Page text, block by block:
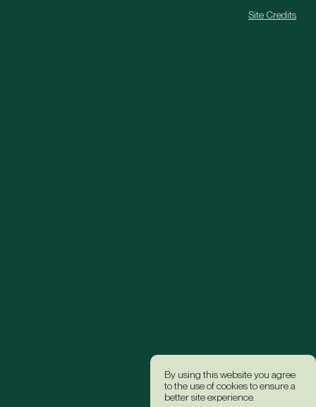
By using this website you agree
to the use of cookies to ensure a
better site experience.
Site Credits